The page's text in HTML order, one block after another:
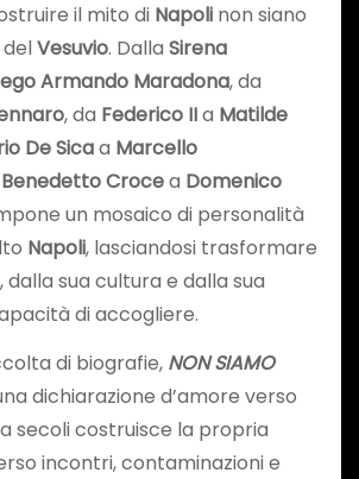
il mito di Napolinon siano
Vesuvio. Dalla Sirena
Armando Maradona, da
, da Federico IIa Matilde
De Sicaa Marcello
Benedetto Crocea Domenico
un mosaico di personalità
Napoli, lasciandosi trasformare
dalla sua cultura e dalla sua
di accogliere.
di biografie, NON SIAMO
dichiarazione d’amore verso
secoli costruisce la propria
incontri, contaminazioni e